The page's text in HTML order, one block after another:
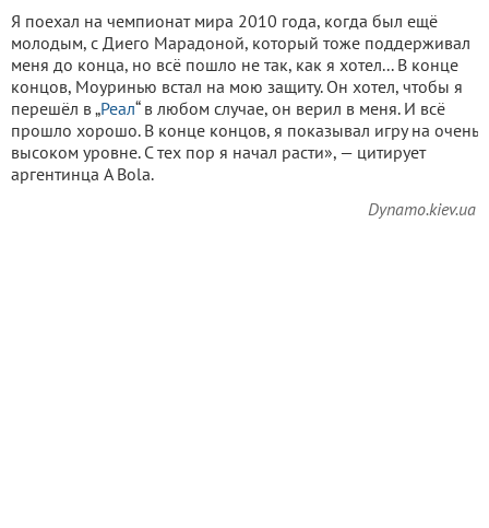
Я поехал на чемпионат мира 2010 года, когда был ещё
молодым, с Диего Марадоной, который тоже поддерживал
меня до конца, но всё пошло не так, как я хотел... В конце
концов, Моуринью встал на мою защиту. Он хотел, чтобы я
перешёл в „Реал“ в любом случае, он верил в меня. И всё
прошло хорошо. В конце концов, я показывал игру на очень
высоком уровне. С тех пор я начал расти», — цитирует
аргентинца A Bola.
Dynamo.kiev.ua